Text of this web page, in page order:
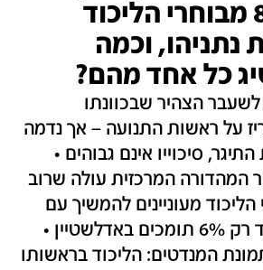
מיוחד: 86% מבוחרי הליכוד
נתניהו, וכמה
כל אחד מהם?
הצהיר שבכוונתו
על ראשות התנועה – אך נדמה
סיכוייו אינם גבוהים •
המהדורה המרכזית עולה שרוב
מעוניינים להמשיך עם
היו"ר המכהן, בעוד רק 6% תומכים באדלשטיין •
המנדטים: הליכוד בראשותו